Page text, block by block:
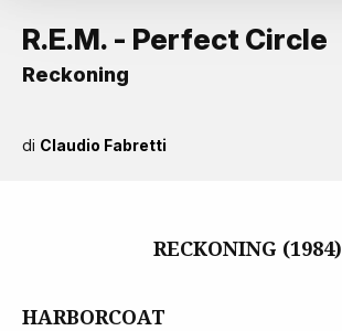
R.E.M. - Perfect Circle
Reckoning
di Claudio Fabretti
RECKONING (1984)
HARBORCOAT